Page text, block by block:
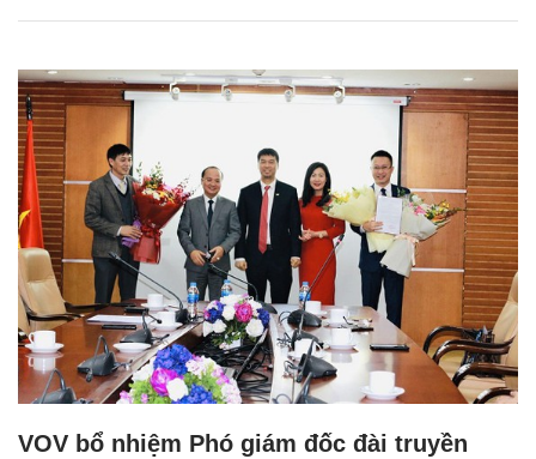
VOV bổ nhiệm Phó giám đốc đài truyền